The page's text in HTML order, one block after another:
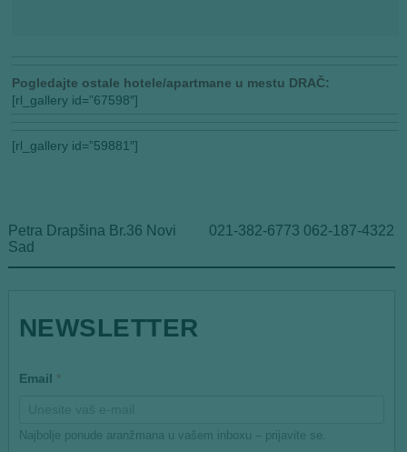
Pogledajte ostale hotele/apartmane u mestu DRAČ:
[rl_gallery id=”67598″]
[rl_gallery id=”59881″]
Petra Drapšina Br.36 Novi
Sad
021-382-6773 062-187-4322
E
m
l
NEWSLETTER
Email *
Najbolje ponude aranžmana u vašem inboxu – prijavite se.